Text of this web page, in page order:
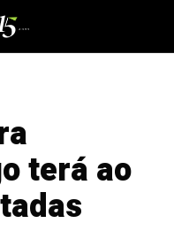
terá ao